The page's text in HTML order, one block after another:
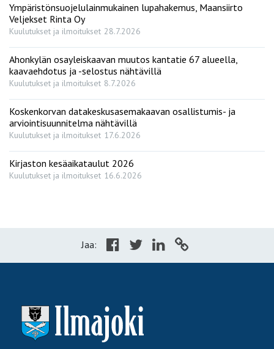
Ympäristönsuojelulainmukainen lupahakemus, Maansiirto
Veljekset Rinta Oy
Kuulutukset ja ilmoitukset 28.7.2026
Ahonkylän osayleiskaavan muutos kantatie 67 alueella,
kaavaehdotus ja -selostus nähtävillä
Kuulutukset ja ilmoitukset 8.7.2026
Koskenkorvan datakeskusasemakaavan osallistumis- ja
arviointisuunnitelma nähtävillä
Kuulutukset ja ilmoitukset 17.6.2026
Kirjaston kesäaikataulut 2026
Kuulutukset ja ilmoitukset 16.6.2026
Jaa: